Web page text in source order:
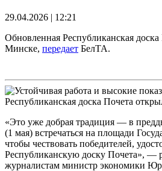
29.04.2026 | 12:21
Обновленная Республиканская
Минске, передает БелТА.
«Это уже добрая традиция — в
(1 мая) встречаться на площади
чтобы чествовать победителей,
Республиканскую доску Почета», —
журналистам министр экономики